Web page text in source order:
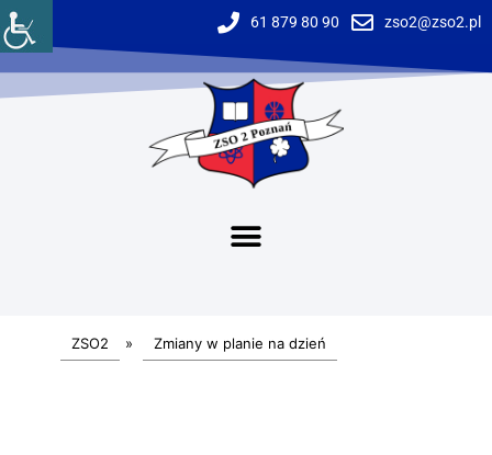
61 879 80 90 zso2@zso2.pl
ZSO2 » Zmiany w planie na dzień